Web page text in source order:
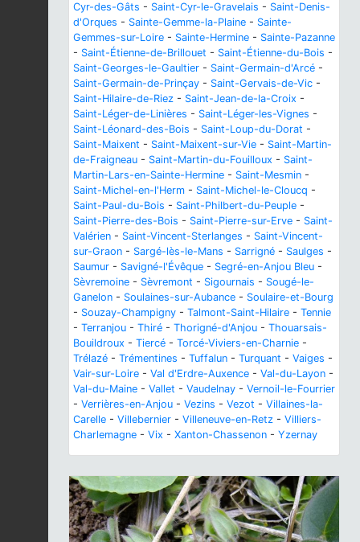
Cyr-des-Gâts - Saint-Cyr-le-Gravelais - Saint-Denis-
d'Orques - Sainte-Gemme-la-Plaine - Sainte-
Gemmes-sur-Loire - Sainte-Hermine - Sainte-Pazanne
- Saint-Étienne-de-Brillouet - Saint-Étienne-du-Bois -
Saint-Georges-le-Gaultier - Saint-Germain-d'Arcé -
Saint-Germain-de-Prinçay - Saint-Gervais-de-Vic -
Saint-Hilaire-de-Riez - Saint-Jean-de-la-Croix -
Saint-Léger-de-Linières - Saint-Léger-les-Vignes -
Saint-Léonard-des-Bois - Saint-Loup-du-Dorat -
Saint-Maixent - Saint-Maixent-sur-Vie - Saint-Martin-
de-Fraigneau - Saint-Martin-du-Fouilloux - Saint-
Martin-Lars-en-Sainte-Hermine - Saint-Mesmin -
Saint-Michel-en-l'Herm - Saint-Michel-le-Cloucq -
Saint-Paul-du-Bois - Saint-Philbert-du-Peuple -
Saint-Pierre-des-Bois - Saint-Pierre-sur-Erve - Saint-
Valérien - Saint-Vincent-Sterlanges - Saint-Vincent-
sur-Graon - Sargé-lès-le-Mans - Sarrigné - Saulges -
Saumur - Savigné-l'Évêque - Segré-en-Anjou Bleu -
Sèvremoine - Sèvremont - Sigournais - Sougé-le-
Ganelon - Soulaines-sur-Aubance - Soulaire-et-Bourg
- Souzay-Champigny - Talmont-Saint-Hilaire - Tennie
- Terranjou - Thiré - Thorigné-d'Anjou - Thouarsais-
Bouildroux - Tiercé - Torcé-Viviers-en-Charnie -
Trélazé - Trémentines - Tuffalun - Turquant - Vaiges -
Vair-sur-Loire - Val d'Erdre-Auxence - Val-du-Layon -
Val-du-Maine - Vallet - Vaudelnay - Vernoil-le-Fourrier
- Verrières-en-Anjou - Vezins - Vezot - Villaines-la-
Carelle - Villebernier - Villeneuve-en-Retz - Villiers-
Charlemagne - Vix - Xanton-Chassenon - Yzernay